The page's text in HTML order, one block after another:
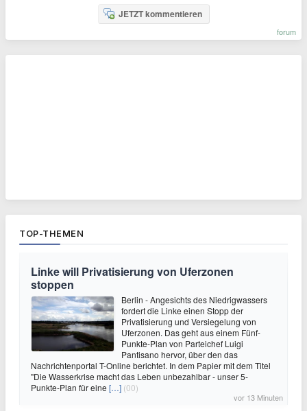
JETZT kommentieren
forum
TOP-THEMEN
Linke will Privatisierung von Uferzonen
stoppen
Berlin - Angesichts des Niedrigwassers
fordert die Linke einen Stopp der
Privatisierung und Versiegelung von
Uferzonen. Das geht aus einem Fünf-
Punkte-Plan von Parteichef Luigi
Pantisano hervor, über den das
Nachrichtenportal T-Online berichtet. In dem Papier mit dem Titel
"Die Wasserkrise macht das Leben unbezahlbar - unser 5-
Punkte-Plan für eine […] (00)
vor 13 Minuten